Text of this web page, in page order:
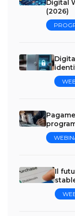
Digital
(2026)
Il